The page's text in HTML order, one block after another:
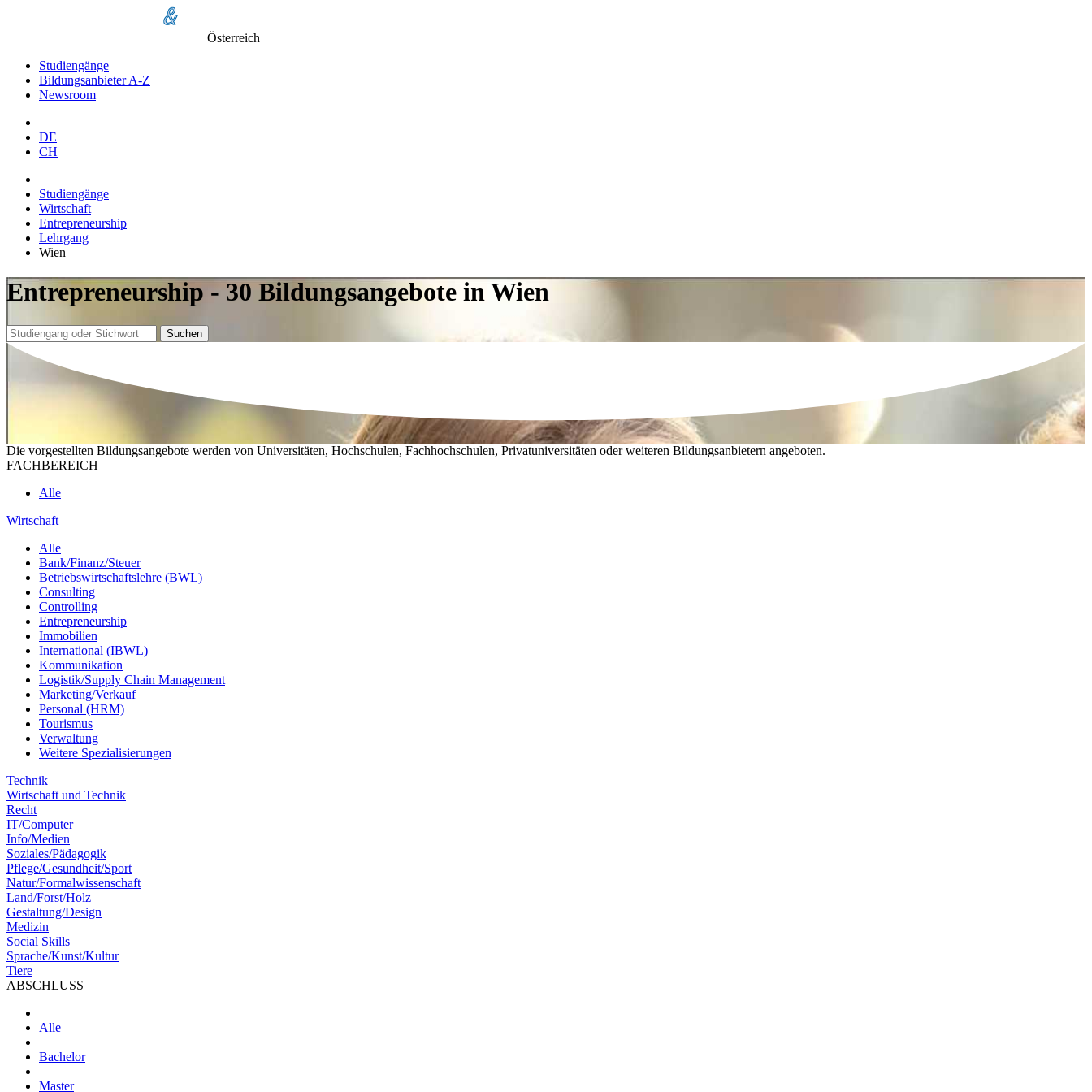
Österreich
Studiengänge
Bildungsanbieter A-Z
Newsroom
DE
CH
Studiengänge
Wirtschaft
Entrepreneurship
Lehrgang
Wien
Entrepreneurship - 30 Bildungsangebote in Wien
Suchen
Die vorgestellten Bildungsangebote werden von Universitäten, Hochschulen, Fachhochschulen, Privatuniversitäten oder weiteren Bildungsanbietern angeboten.
FACHBEREICH
Alle
Wirtschaft
Alle
Bank/Finanz/Steuer
Betriebswirtschaftslehre (BWL)
Consulting
Controlling
Entrepreneurship
Immobilien
International (IBWL)
Kommunikation
Logistik/Supply Chain Management
Marketing/Verkauf
Personal (HRM)
Tourismus
Verwaltung
Weitere Spezialisierungen
Technik
Wirtschaft und Technik
Recht
IT/Computer
Info/Medien
Soziales/Pädagogik
Pflege/Gesundheit/Sport
Natur/Formalwissenschaft
Land/Forst/Holz
Gestaltung/Design
Medizin
Social Skills
Sprache/Kunst/Kultur
Tiere
ABSCHLUSS
Alle
Bachelor
Master